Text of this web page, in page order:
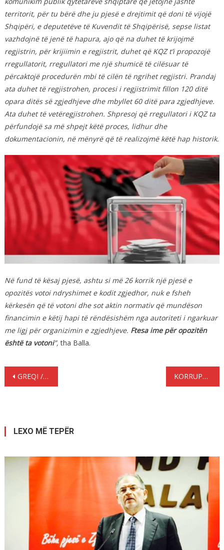
territorit, për tu bërë dhe ju pjesë e drejtimit që doni të vijojë
Shqipëri, e deputetëve të Kuvendit të Shqipërisë, sepse listat
vazhdojnë të jenë të hapura, ajo që na duhet të krijojmë
regjistrin, për krijiimin e regjistrit, duhet që KQZ t’i propozojë
rregullatorit, rregullatori me një shumicë të cilësuar të
përcaktojë procedurën mbi të cilën të ngrihet regjistri. Prandaj
ata duhet të regjistrohen, procesi i regjistrimit fillon 120 ditë
opara ditës së zgjedhjeve dhe mbyllet 60 ditë para zgjedhjeve.
Ata duhet të vetëregjistrohen. Shpresoj që rregullatori i KQZ ta
përfundojë sa më shpejt këtë proces, lidhur dhe
dokumentacionin, në mënyrë që të realizojmë këtë hap historik.
Në fund të kësaj pjesë, ashtu si më 26 korrik një pjesë e
opozitës votoi ndryshimet e kodit zgjedhor, nuk e fsheh
kërkesën që të votoni dhe sot aktin normativ që mundëson
financimin e këtij hapi të rëndësishëm nga autoriteti i ngarkuar
me ligj për organizimin e zgjedhjeve. Ftesa ime për opozitën
është ta votoni”, tha Balla.
Lëvizje
GREQI / NDAHET NGA JETA PUBLICISTI ARQILE GJATA KORRUPSION, ISH PROKURORI: JA SA VITE BURG RREZIKON BERISHA
LEXO MË TEPËR